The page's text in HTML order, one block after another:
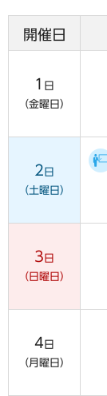
開催日
1
日
（金曜日）
2 日
（土曜日）
3 日
（日曜日）
4 日
（月曜日）